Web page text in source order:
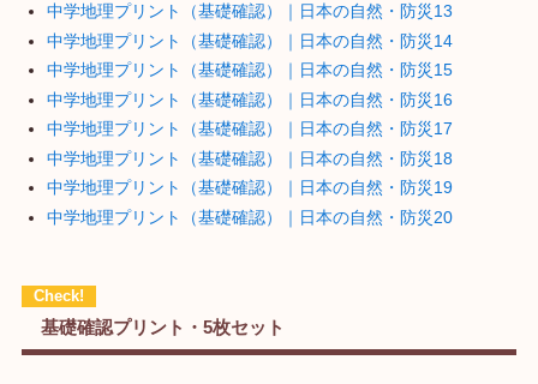
中学地理プリント（基礎確認）｜日本の自然・防災13
中学地理プリント（基礎確認）｜日本の自然・防災14
中学地理プリント（基礎確認）｜日本の自然・防災15
中学地理プリント（基礎確認）｜日本の自然・防災16
中学地理プリント（基礎確認）｜日本の自然・防災17
中学地理プリント（基礎確認）｜日本の自然・防災18
中学地理プリント（基礎確認）｜日本の自然・防災19
中学地理プリント（基礎確認）｜日本の自然・防災20
基礎確認プリント・5枚セット